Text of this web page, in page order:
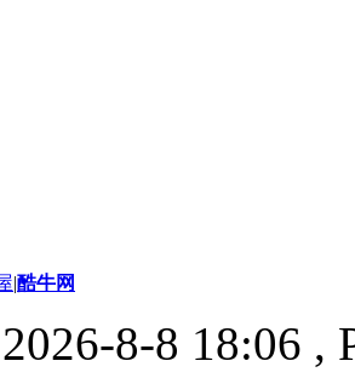
|酷牛网
8-8 18:06 ,